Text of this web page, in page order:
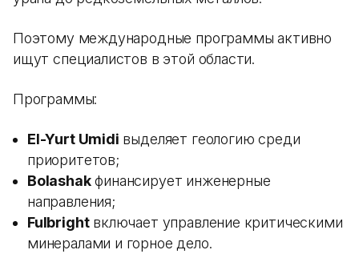
Поэтому международные программы активно
ищут специалистов в этой области.
Программы:
El-Yurt Umidi выделяет геологию среди
приоритетов;
Bolashakфинансирует инженерные
направления;
Fulbrightвключает управление критическими
минералами и горное дело.